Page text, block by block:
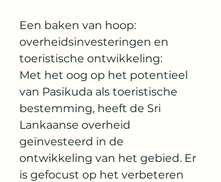
Een baken van hoop:
overheidsinvesteringen en
toeristische ontwikkeling:
Met het oog op het potentieel
van Pasikuda als toeristische
bestemming, heeft de Sri
Lankaanse overheid
geïnvesteerd in de
ontwikkeling van het gebied. Er
is gefocust op het verbeteren